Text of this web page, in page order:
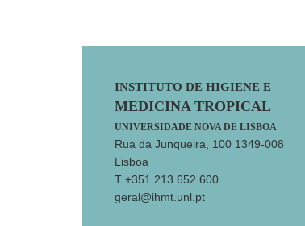
Footer
INSTITUTO DE HIGIENE E
MEDICINA TROPICAL
UNIVERSIDADE NOVA DE LISBOA
Rua da Junqueira, 100 1349-008
Lisboa
T +351 213 652 600
geral@ihmt.unl.pt